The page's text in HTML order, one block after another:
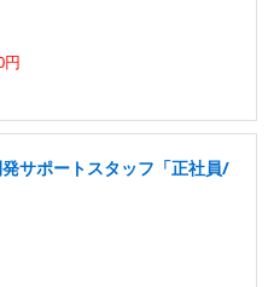
円
サポートスタッフ「正社員/